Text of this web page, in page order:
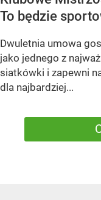
To będzie
Dwuletnia umowa
jako jednego z
siatkówki i zapewni
dla najbardziej...